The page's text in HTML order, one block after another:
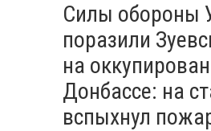
Силы обороны
поразили
на
Донбассе: на
вспыхнул